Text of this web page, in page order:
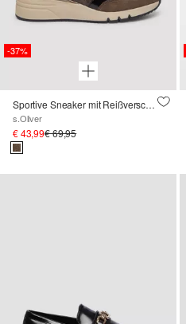
-37%
Sportive Sneaker mit Reißverschluss-Detail
s.Oliver
€ 43,99€ 69,95